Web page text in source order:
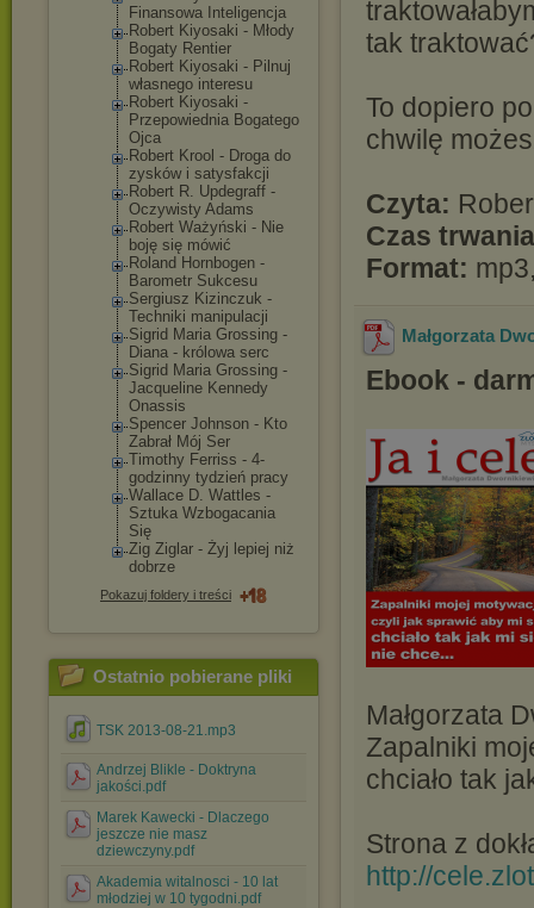
Finansowa Inteligencja
Robert Kiyosaki - Młody
Bogaty Rentier
Robert Kiyosaki - Pilnuj
własnego interesu
Robert Kiyosaki -
Przepowiednia Bogatego
Ojca
Robert Krool - Droga do
zysków i satysfakcji
Robert R. Updegraff -
Oczywisty Adams
Robert Ważyński - Nie
boję się mówić
Roland Hornbogen -
Barometr Sukcesu
Sergiusz Kizinczuk -
Techniki manipulacji
Sigrid Maria Grossing -
Diana - królowa serc
Sigrid Maria Grossing -
Jacqueline Kennedy
Onassis
Spencer Johnson - Kto
Zabrał Mój Ser
Timothy Ferriss - 4-
godzinny tydzień pracy
Wallace D. Wattles -
Sztuka Wzbogacania
Się
Zig Ziglar - Żyj lepiej niż
dobrze
Pokazuj foldery i treści
Ostatnio pobierane pliki
TSK 2013-08-21.mp3
Andrzej Blikle - Doktryna
jakości.pdf
Marek Kawecki - Dlaczego
jeszcze nie masz
dziewczyny.pdf
Akademia witalnosci - 10 lat
młodziej w 10 tygodni.pdf
tak
To dopiero
chwilę
Czyta:
Czas
Format:
Małgorzata
Ebook -
Małgorzata
Zapalniki
chciało tak
Strona z
http://